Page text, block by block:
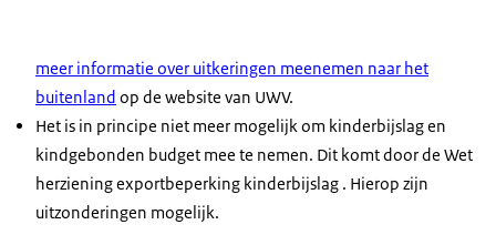
meer informatie over uitkeringen meenemen naar het
buitenland op de website van UWV.
Het is in principe niet meer mogelijk om kinderbijslag en
kindgebonden budget mee te nemen. Dit komt door de Wet
herziening exportbeperking kinderbijslag . Hierop zijn
uitzonderingen mogelijk.